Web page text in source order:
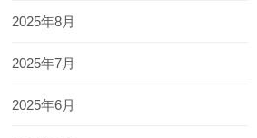
2025年8月
2025年7月
2025年6月